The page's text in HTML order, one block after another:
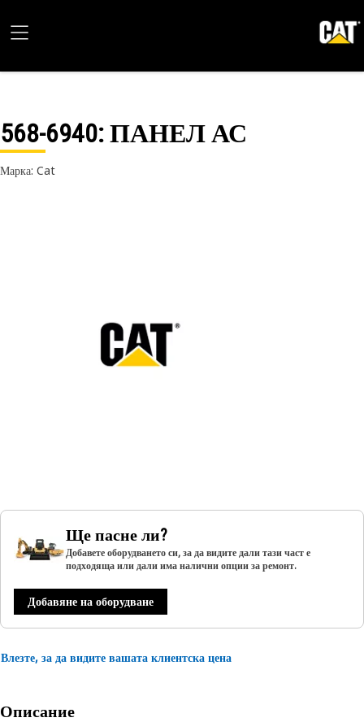
568-6940: ПАНЕЛ АС
Марка: Cat
Ще пасне ли?
Добавете оборудването си, за да видите дали тази част е
подходяща или дали има налични опции за ремонт.
Добавяне на оборудване
Влезте, за да видите вашата клиентска цена
Описание